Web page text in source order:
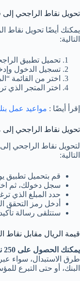
تحويل نقاط الراجحي إلى
يمكنك أيضًا تحويل نقاط
التالية:
تحميل تطبيق
تسجيل الدخول
اختر من القائمة
اختر المتجر الذي
إقرأ أيضًا : مواعيد عمل
تحويل نقاط الراجحي إلى
لتحويل نقاط الراجحي
التالية:
قم بتحميل تطبيق
سجل دخولك، ثم
حدد المبلغ الذي
أدخل رمز التحقق
ستتلقى رسالة
قيمة الريال مقابل نقاط
يمكنك الحصول على 250 نقطة مقابل كل ريال سعودي
طرق الاستبدال، سواء عبر
البنك، أو حتى التبرع